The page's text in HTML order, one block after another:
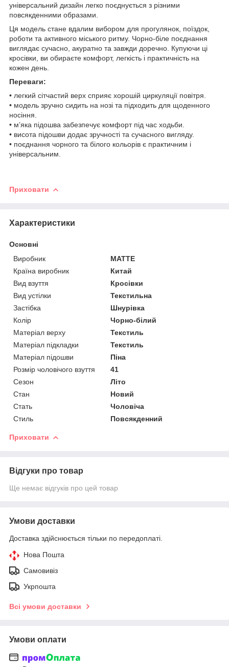
універсальний дизайн легко поєднується з різними
повсякденними образами.
Ця модель стане вдалим вибором для прогулянок, поїздок,
роботи та активного міського ритму. Чорно-біле поєднання
виглядає сучасно, акуратно та завжди доречно. Купуючи ці
кросівки, ви обираєте комфорт, легкість і практичність на
кожен день.
Переваги:
• легкий сітчастий верх сприяє хорошій циркуляції повітря.
• модель зручно сидить на нозі та підходить для щоденного
носіння.
• м’яка підошва забезпечує комфорт під час ходьби.
• висота підошви додає зручності та сучасного вигляду.
• поєднання чорного та білого кольорів є практичним і
універсальним.
Приховати
Характеристики
Основні
Виробник
MATTE
Країна виробник
Китай
Вид взуття
Кросівки
Вид устілки
Текстильна
Застібка
Шнурівка
Колір
Чорно-білий
Матеріал верху
Текстиль
Матеріал підкладки
Текстиль
Матеріал підошви
Піна
Розмір чоловічого взуття
41
Сезон
Літо
Стан
Новий
Стать
Чоловіча
Стиль
Повсякденний
Приховати
Відгуки про товар
Ще немає відгуків про цей товар
Умови доставки
Доставка здійснюється тільки по передоплаті.
Нова Пошта
Самовивіз
Укрпошта
Всі умови доставки
Умови оплати